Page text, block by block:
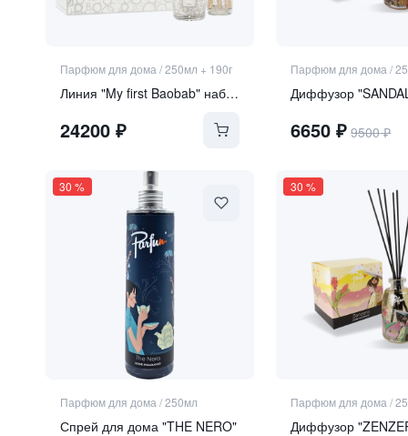
Парфюм для дома /250мл + 190г
Линия "My first Baobab" набор "Platinum"
24200₽
Парфюм для дома /
Диффузор
6650 ₽ 9500₽
30 %
Парфюм для дома /250мл
Спрей для дома "THE NERO"
30 %
Парфюм для дома /
Диффузор